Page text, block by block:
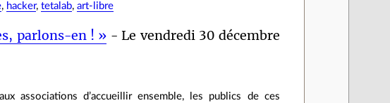
, hacker,tetalab,art-libre
parlons-en ! » - Le vendredi 30 décembre
associations d’accueillir ensemble, les publics de ces